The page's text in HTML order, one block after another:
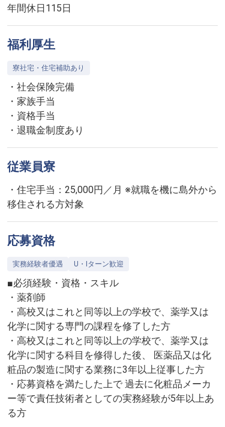
年間休日115日
福利厚生
寮社宅・住宅補助あり
・社会保険完備
・家族手当
・資格手当
・退職金制度あり
従業員寮
・住宅手当：25,000円／月 ※就職を機に島外から
移住される方対象
応募資格
実務経験者優遇 U・Iターン歓迎
■必須経験・資格・スキル
・薬剤師
・高校又はこれと同等以上の学校で、薬学又は
化学に関する専門の課程を修了した方
・高校又はこれと同等以上の学校で、薬学又は
化学に関する科目を修得した後、 医薬品又は化
粧品の製造に関する業務に3年以上従事した方
・応募資格を満たした上で 過去に化粧品メーカ
ー等で責任技術者としての実務経験が5年以上あ
る方